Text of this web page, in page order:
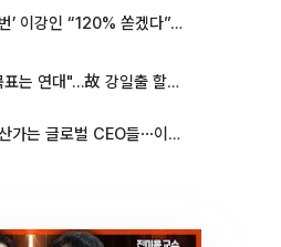
AT마드리드 ‘7번’ 이강인 “120% 쏟겠다”⋯시메오네 감독 “필요한 선수”
추미애 "우리 목표는 연대"…故 강일출 할머니 흉상 제막
직원 데리고 등산가는 글로벌 CEO들⋯이유 있었네